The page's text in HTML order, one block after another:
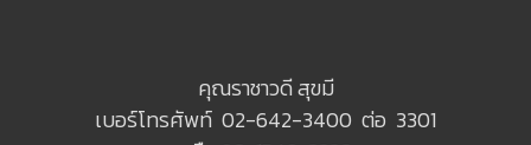
คุณราชาวดี สุขมี
เบอร์โทรศัพท์ 02-642-3400 ต่อ 3301